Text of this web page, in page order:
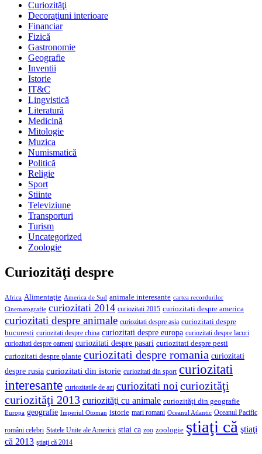
Curiozităţi
Decoraţiuni interioare
Financiar
Fizică
Gastronomie
Geografie
Inventii
Istorie
IT&C
Lingvistică
Literatură
Medicină
Mitologie
Muzica
Numismatică
Politică
Religie
Sport
Stiinte
Televiziune
Transporturi
Turism
Uncategorized
Zoologie
Curiozităţi despre
Africa Alimentaţie America de Sud animale interesante cartea recordurilor
Cinematografie curiozitati 2014 curiozitati 2015 curiozitati despre america
curiozitati despre animale curiozitati despre asia curiozitati despre
bucuresti curiozitati despre china curiozitati despre europa curiozitati despre lacuri
curiozitati despre oameni curiozitati despre pasari curiozitati despre pesti
curiozitati despre plante curiozitati despre romania curiozitati
despre rusia curiozitati din istorie curiozitati din sport curiozitati
interesante curiozitatile de azi curiozitati noicuriozităţi
curiozităţi 2013 curiozităţi cu animale curiozităţi din geografie
Europa geografie Imperiul Otoman istorie mari romani Oceanul Atlantic Oceanul Pacific
români celebri Statele Unite ale Americii stiai ca zoo zoologie ştiaţi că ştiaţi
că 2013 ştiaţi că 2014